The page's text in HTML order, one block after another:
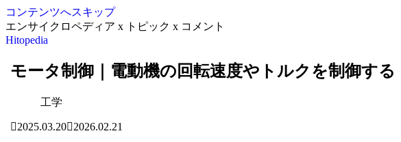
コンテンツへスキップ
エンサイクロペディア x トピック x コメント
Hitopedia
モータ制御｜電動機の回転速度やトルクを制御する
工学
2025.03.20 2026.02.21